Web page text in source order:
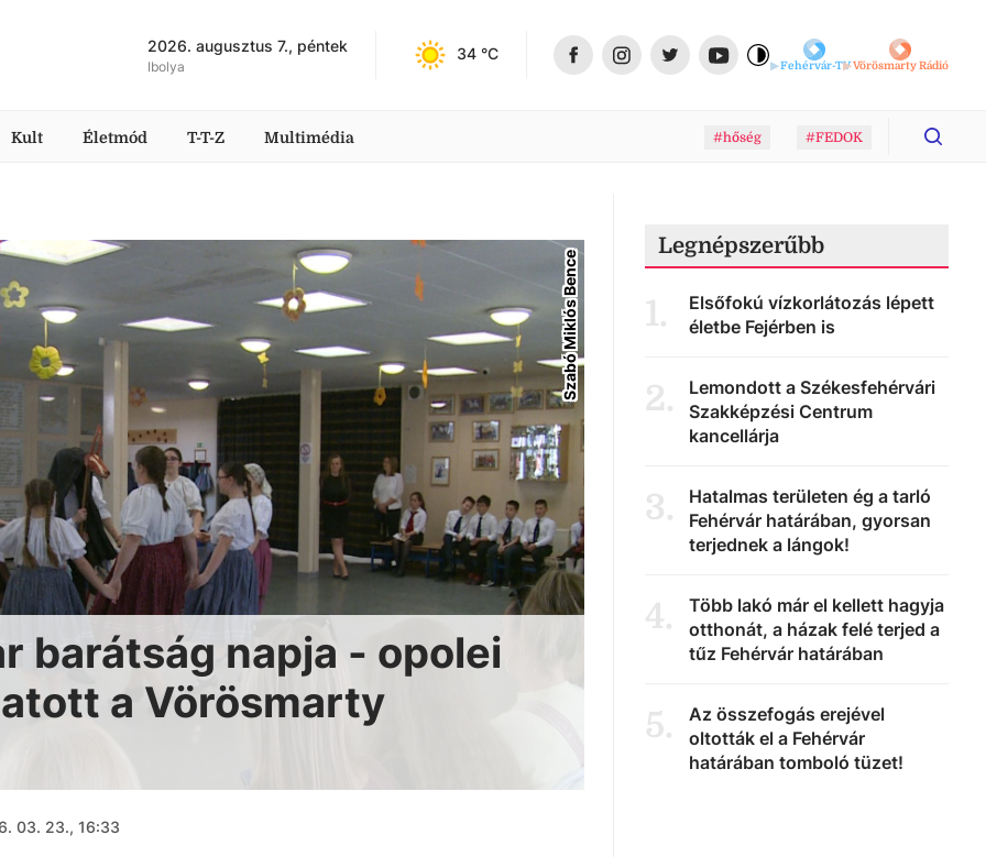
2026. augusztus 7., péntek
Ibolya
34 °C
Fehérvár-TVVörösmarty Rádió
Kult Életmód T-T-Z Multimédia #hőség #FEDOK
Szabó Miklós Bence
barátság napja - opolei
a Vörösmarty
03. 23., 16:33
Legnépszerűbb
1.
Elsőfokú vízkorlátozás lépett
életbe Fejérben is
2.
Lemondott a Székesfehérvári
Szakképzési Centrum
kancellárja
3.
Hatalmas területen ég a tarló
Fehérvár határában, gyorsan
terjednek a lángok!
4.
Több lakó már el kellett hagyja
otthonát, a házak felé terjed a
tűz Fehérvár határában
5.
Az összefogás erejével
oltották el a Fehérvár
határában tomboló tüzet!